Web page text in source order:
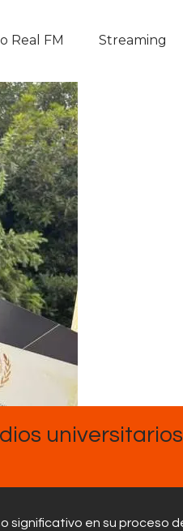
Real FM Streaming
La APP
universitarios
significativo en su proceso